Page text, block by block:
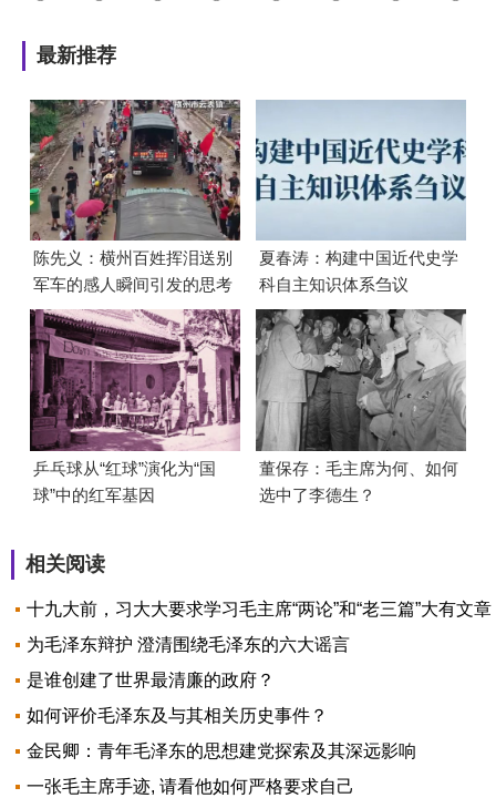
最新推荐
陈先义：横州百姓挥泪送别
军车的感人瞬间引发的思考
夏春涛：构建中国近代史学
科自主知识体系刍议
乒乓球从“红球”演化为“国
球”中的红军基因
董保存：毛主席为何、如何
选中了李德生？
相关阅读
十九大前，习大大要求学习毛主席“两论”和“老三篇”大有文章
为毛泽东辩护 澄清围绕毛泽东的六大谣言
是谁创建了世界最清廉的政府？
如何评价毛泽东及与其相关历史事件？
金民卿：青年毛泽东的思想建党探索及其深远影响
一张毛主席手迹, 请看他如何严格要求自己